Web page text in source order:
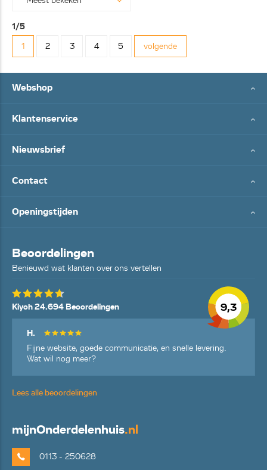
1/5
1
2 3 4 5 volgende
Webshop
Klantenservice
Nieuwsbrief
Contact
Openingstijden
Beoordelingen
Benieuwd wat klanten over ons vertellen
9,3
Kiyoh 24.694 Beoordelingen
H.
Fijne website, goede communicatie, en snelle levering.
Wat wil nog meer?
Lees alle beoordelingen
mijnOnderdelenhuis.nl
0113 - 250628